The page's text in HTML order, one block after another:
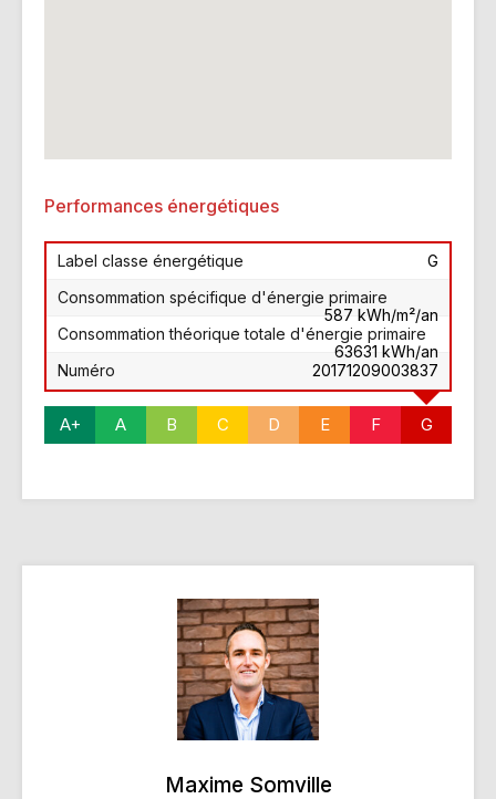
Performances énergétiques
Label classe énergétique
G
Consommation spécifique d'énergie primaire
587 kWh/m²/an
Consommation théorique totale d'énergie primaire
63631 kWh/an
Numéro
20171209003837
A+ A B C D E F G
Maxime Somville